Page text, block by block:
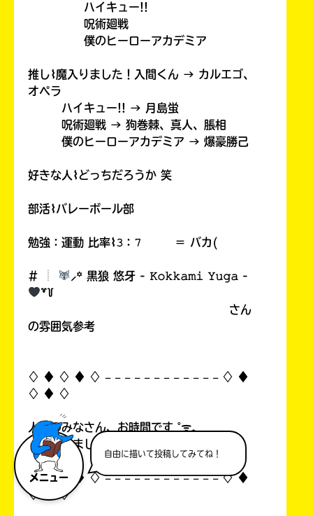
メニュー
自由に描いて投稿してみてね！
ハイキュー!!
呪術廻戦
僕のヒーローアカデミア
推し⌇魔入りました！入間くん → カルエゴ、
オペラ
ハイキュー!! → 月島蛍
呪術廻戦 → 狗巻棘、真人、脹相
僕のヒーローアカデミア → 爆豪勝己
好きな人⌇どっちだろうか 笑
部活⌇バレーボール部
勉強：運動 比率⌇𝟹：𝟽 ＝ バカ(
# ︎┊︎
⸝꙳ 黒狼 悠牙 - 𝙺𝚘𝚔𝚔𝚊𝚖𝚒 𝚈𝚞𝚐𝚊 -
꒷꒦
さん
の雰囲気参考
♢ ♦︎ ♢ ♦︎ ♢ 𓐄 𓐄 𓐄 𓐄 𓐄 𓐄 𓐄 𓐄 𓐄 𓐄 𓐄 𓐄 ♢ ♦︎
♢ ♦︎ ♢
人間のみなさん、お時間です ˚ᯤ₊
また会いましょうね。ごきげんよう ✩⡱
♢ ♦︎ ♢ ♦︎ ♢ 𓐄 𓐄 𓐄 𓐄 𓐄 𓐄 𓐄 𓐄 𓐄 𓐄 𓐄 𓐄 ♢ ♦︎
♢ ♦︎ ♢